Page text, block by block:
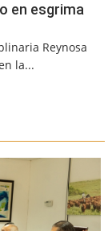
en esgrima
Reynosa
la...